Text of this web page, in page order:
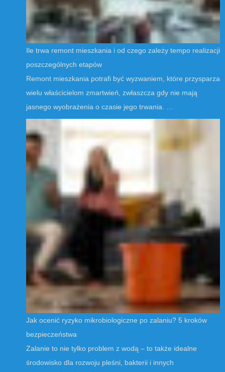
Ile trwa remont mieszkania i od czego zależy tempo realizacji
poszczególnych etapów
Remont mieszkania potrafi być wyzwaniem, które przysparza
wielu właścicielom zmartwień, zwłaszcza gdy nie mają
jasnego wyobrażenia o czasie jego trwania. …
Jak ocenić ryzyko mikrobiologiczne po zalaniu? 5 kroków
bezpieczeństwa
Zalanie to nie tylko problem z wodą – to także idealne
środowisko dla rozwoju pleśni, bakterii i innych